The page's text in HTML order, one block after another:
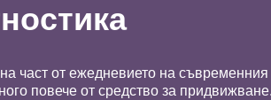
част от ежедневието на
повече от средство за